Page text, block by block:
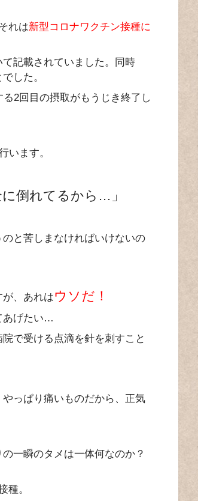
れは新型コロナワクチン接種に
記載されていました。同時
した。
2回目の摂取がもうじき終了し
います。
倒れてるから…」
と苦しまなければいけないの
、あれはウソだ！
あげたい…
で受ける点滴を針を刺すこと
っぱり痛いものだから、正気
一瞬のタメは一体何なのか？
種。